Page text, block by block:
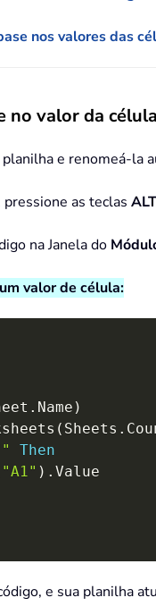
nos valores das
no valor da
e renomeá-
as teclas
na Janela do
valor de célula:
. Name )
( Sheets .
Then
"A1" ) . Value
e sua planilha